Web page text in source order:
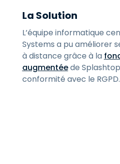
La Solution
L’équipe informatique
Systems a pu améliorer
à distance grâce à la
augmentéede
conformité avec le RGPD.